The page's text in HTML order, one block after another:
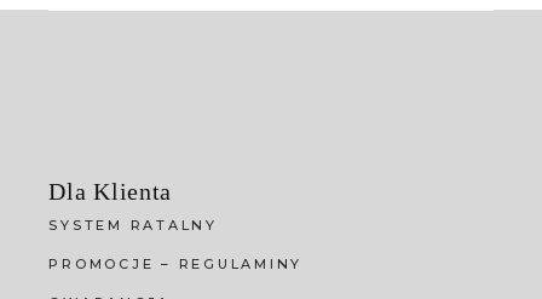
Dla Klienta
SYSTEM RATALNY
PROMOCJE – REGULAMINY